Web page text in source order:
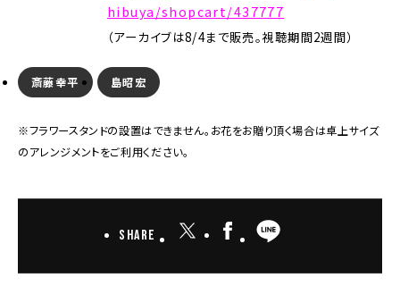
hibuya/shopcart/437777
（アーカイブは8/4まで販売。視聴期間2週間）
斎藤幸平 島昭宏
※フラワースタンドの設置はできません。お花をお贈り頂く場合は卓上サイズ
のアレンジメントをご利用ください。
Share